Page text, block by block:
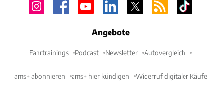
Angebote
Fahrtrainings Podcast Newsletter Autovergleich
ams+ abonnieren ams+ hier kündigen Widerruf digitaler Käufe